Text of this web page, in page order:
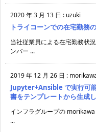
2020 年 3 月 13 日 : uzuki
トライコーンでの在宅勤務
当社従業員による在宅勤務状
ンバー ...
2019 年 12 月 26 日 :
Jupyter+Ansible で実行可
書をテンプレートから生成
インフラグループの
...